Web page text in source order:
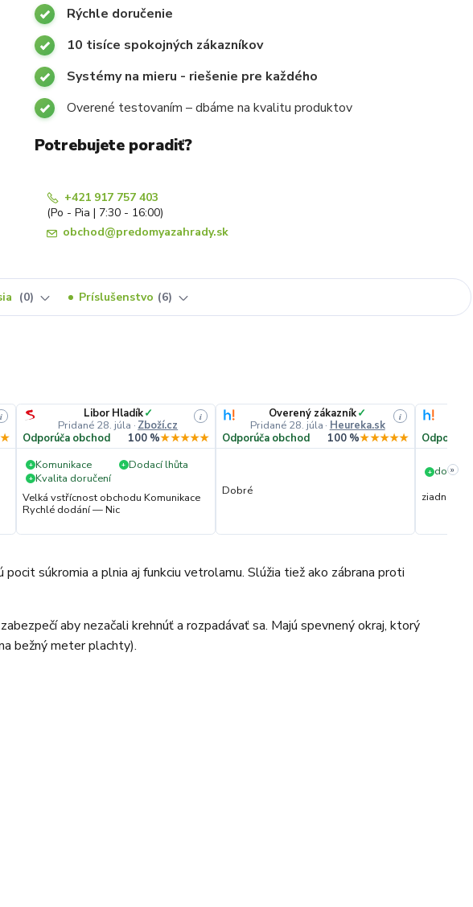
Rýchle doručenie
10 tisíce spokojných zákazníkov
Systémy na mieru - riešenie pre každého
Overené testovaním – dbáme na kvalitu produktov
Potrebujete poradiť?
+421 917 757 403
(Po - Pia | 7:30 - 16:00)
obchod@predomyazahrady.sk
0 Príslušenstvo 6
i Libor Hladík✓
Pridané 28. júla · Zboží.cz
i
Odporúča obchod 100 %★★★★★
+ Komunikace + Dodací lhůta
+ Kvalita doručení
Velká vstřícnost obchodu Komunikace
Rychlé dodání — Nic
Overený zákazník✓
Pridané 28. júla · Heureka.sk
i
Odporúča obchod 100 %★★★★★
Dobré
+
ziadna
»
súkromia a plnia aj funkciu vetrolamu. Slúžia tiež ako zábrana proti
aby nezačali krehnúť a rozpadávať sa. Majú spevnený okraj, ktorý
bežný meter plachty).